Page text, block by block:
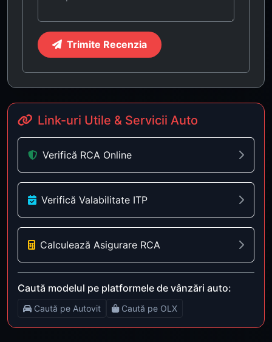
Trimite Recenzia
Link-uri Utile & Servicii Auto
Verifică RCA Online
Verifică Valabilitate ITP
Calculează Asigurare RCA
Caută modelul pe platformele de vânzări auto:
Caută pe Autovit Caută pe OLX